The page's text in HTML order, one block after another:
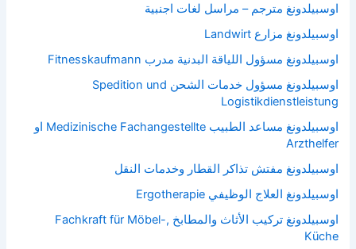
اوسبيلدونغ مترجم – مراسل لغات اجنبية
اوسبيلدونغ مزارع Landwirt
اوسبيلدونغ مسؤول اللياقة البدنية مدرب Fitnesskaufmann
اوسبيلدونغ مسؤول خدمات الشحن Spedition und
Logistikdienstleistung
اوسبيلدونغ مساعد الطبيب Medizinische Fachangestellte او
Arzthelfer
اوسبيلدونغ مفتش تذاكر القطار وخدمات النقل
اوسبيلدونغ العلاج الوظيفي Ergotherapie
اوسبيلدونغ تركيب الأثاث والمطابخ Fachkraft für Möbel-,
Küche